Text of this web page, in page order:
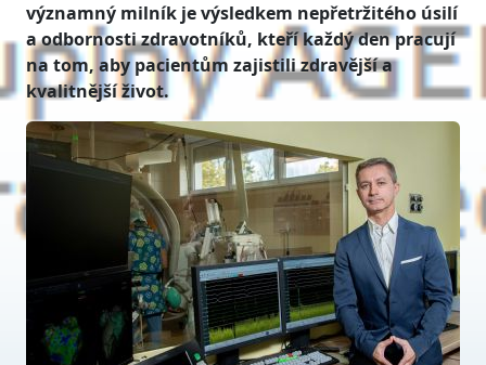
významný milník je výsledkem nepřetržitého úsilí
a odbornosti zdravotníků, kteří každý den pracují
na tom, aby pacientům zajistili zdravější a
kvalitnější život.